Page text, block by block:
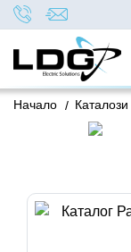
/
Начало Каталози